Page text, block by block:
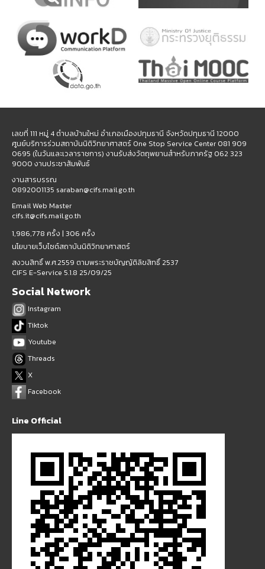
เลขที่ 111 หมู่ 4 ตำบลบ้านใหม่ อำเภอเมืองปทุมธานี จังหวัดปทุมธานี 12000
ศูนย์บริการร่วมสถาบันนิติวิทยาศาสตร์ One Stop Service Center 081 909
0695 (ในวันและเวลาราชการ) งานรับส่งวัตถุพยานสำหรับภาครัฐ 062 323
9000 งานประชาสัมพันธ์
งานสารบรรณ
0892001135 saraban@cifs.mail.go.th
Email Web Master
cifs.it@cifs.mail.go.th
1,986,778 ครั้ง | 306 ครั้ง
นโยบายเว็บไซต์สถาบันนิติวิทยาศาสตร์
สงวนสิทธิ์ พ.ศ.2559 ตามพระราชบัญญัติลิขสิทธิ์ 2537
CIFS E-Service 5.1.8 25/09/25
Social Network
Instagram
Tiktok
Youtube
Threads
X
Facebook
Line Official